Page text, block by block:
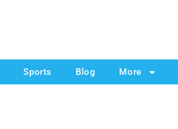
Sports Blog More